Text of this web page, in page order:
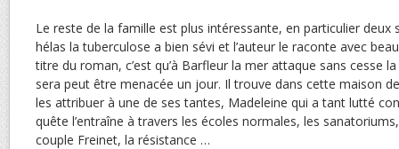
Le reste de la famille est plus intéressante, en particulier
hélas la tuberculose a bien sévi et l’auteur le raconte avec
titre du roman, c’est qu’à Barfleur la mer attaque sans cesse
sera peut être menacée un jour. Il trouve dans cette maison
les attribuer à une de ses tantes, Madeleine qui a tant lutté
quête l’entraîne à travers les écoles normales, les
couple Freinet, la résistance …